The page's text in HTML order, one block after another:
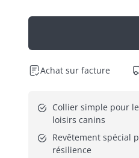
Achat sur facture
Collier simple pour
loisirs canins
Revêtement spécial
résilience